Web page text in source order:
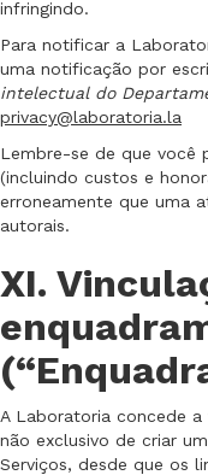
infringindo.
Para notificar a
uma notificação por
intelectual do
privacy@laboratoria.la
Lembre-se de que você
(incluindo custos e
erroneamente que uma
autorais.
XI.
A Laboratoria concede
não exclusivo de criar
Serviços, desde que os